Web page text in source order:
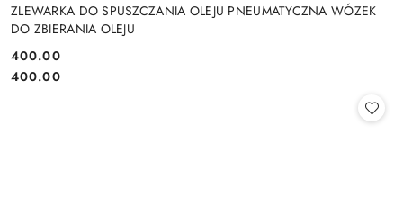
ZLEWARKA DO SPUSZCZANIA OLEJU PNEUMATYCZNA WÓZEK
DO ZBIERANIA OLEJU
Cena:
400.00
Cena:
400.00